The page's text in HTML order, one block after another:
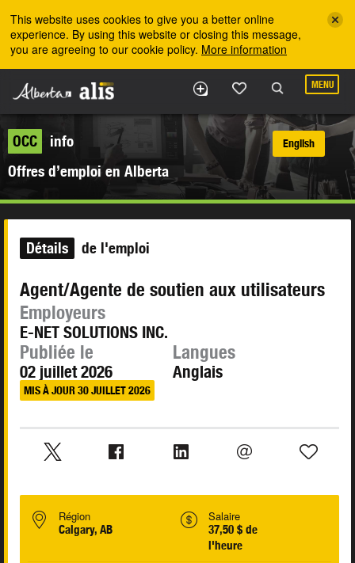
This website uses cookies to give you a better online
experience. By using this website or closing this message,
you are agreeing to our cookie policy. More information
MENU
OCC
info
Offres d’emploi en Alberta
English
Détails de l'emploi
Agent/Agente de soutien aux utilisateurs
Employeurs
E-NET SOLUTIONS INC.
Publiée le
02 juillet 2026
MIS À JOUR 30 JUILLET 2026
Langues
Anglais
Région
Calgary, AB
Salaire
37,50 $ de
l'heure